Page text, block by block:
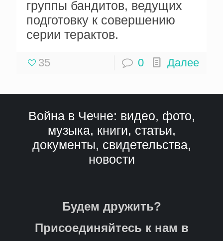
группы бандитов, ведущих
подготовку к совершению
серии терактов.
35 0 Далее
Война в Чечне: видео, фото,
музыка, книги, статьи,
документы, свидетельства,
новости
Будем дружить?
Присоединяйтесь к нам в